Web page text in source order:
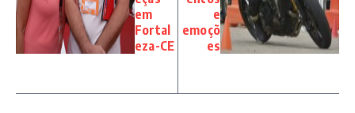
em
Fortal
eza-CE
e
emoçõ
es